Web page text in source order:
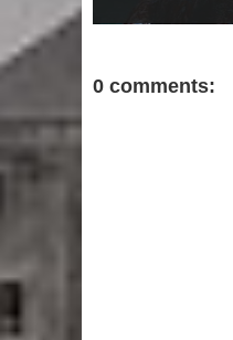
0 comments: